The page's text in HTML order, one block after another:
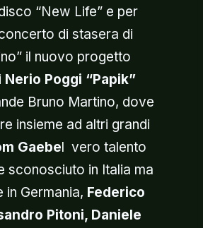
“New Life” e per
di stasera di
il nuovo progetto
Nerio Poggi “Papik”
Bruno Martino, dove
insieme ad altri grandi
Gaebel vero talento
sconosciuto in Italia ma
Germania, Federico
Pitoni, Daniele